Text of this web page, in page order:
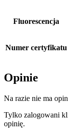
Fluorescencja
Numer certyfikatu
Opinie
Na razie nie ma
Tylko zalogowani
opinię.